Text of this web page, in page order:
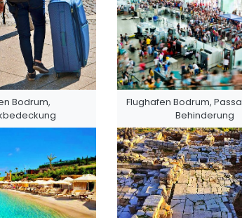
Bodrum,
Flughafen Bodrum,
Behinderung